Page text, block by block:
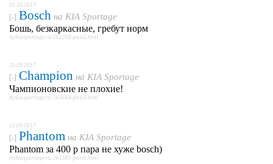
01.10.2017
[-] Bosch на KIA Sportage
Бошь, безкаркасные, гребут норм
mykiasportage.ru/261208-post2.html
20.09.2017
[-] Champion на KIA Sportage
Чампионовские не плохие!
mykiasportage.ru/264668-post4.html
15.09.2017
[-] Phantom на KIA Sportage
Phantom за 400 р пара не хуже bosch)
mykiasportage.ru/261581-post6.html